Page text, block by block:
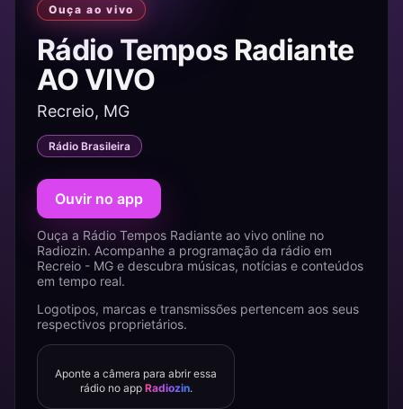
Ouça ao vivo
Rádio Tempos Radiante
AO VIVO
Recreio, MG
Rádio Brasileira
Ouvir no app
Ouça a Rádio Tempos Radiante ao vivo online no
Radiozin. Acompanhe a programação da rádio em
Recreio - MG e descubra músicas, notícias e conteúdos
em tempo real.
Logotipos, marcas e transmissões pertencem aos seus
respectivos proprietários.
Aponte a câmera para abrir essa
rádio no app Radiozin.